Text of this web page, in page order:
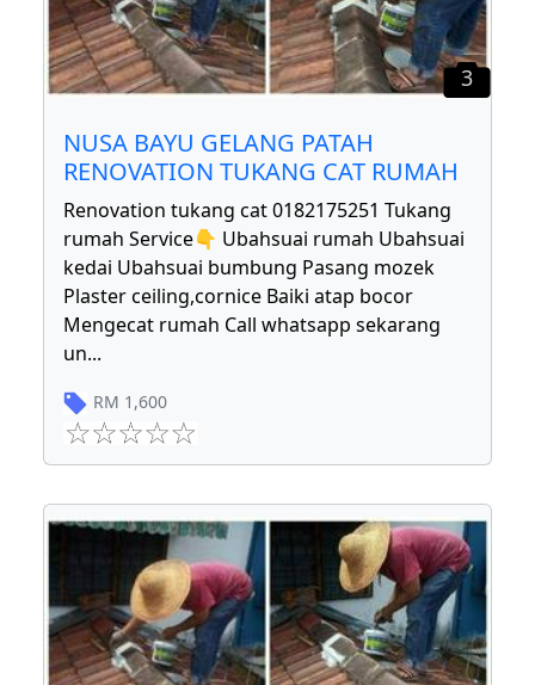
3
NUSA BAYU GELANG PATAH
RENOVATION TUKANG CAT RUMAH
Renovation tukang cat 0182175251 Tukang
rumah Service👇 Ubahsuai rumah Ubahsuai
kedai Ubahsuai bumbung Pasang mozek
Plaster ceiling,cornice Baiki atap bocor
Mengecat rumah Call whatsapp sekarang
un...
RM 1,600